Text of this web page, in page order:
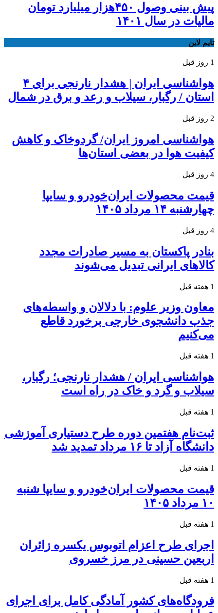
پیش بینی وصول ۴۵۰هزار میلیارد تومان
مالیات در سال ۱۴۰۱
تایم لاین
1 روز قبل
هواشناسی ایران | هشدار نارنجی برای ۴
استان / رگبار، سیلاب و رعد و برق در شمال
2 روز قبل
هواشناسی امروز ایران/ گردوخاک و کاهش
کیفیت هوا در بعضی استان‌ها
4 روز قبل
قیمت محصولات ایران‌خودرو و سایپا
چهارشنبه ۱۴ مرداد ۱۴۰۵
4 روز قبل
بنادر پاکستان به مسیر صادرات مجدد
کالاهای ایرانی تبدیل می‌شوند
1 هفته قبل
معاون وزیر علوم: با دلالان و واسطه‌های
جذب دانشجوی خارجی برخورد قاطع
می‌کنیم
1 هفته قبل
هواشناسی ایران / هشدار نارنجی؛ رگبار،
سیلاب و گرد و خاک در راه است
1 هفته قبل
ثبت‌نام هفتمین دوره طرح دستیاری آموزشی
دانشگاه آزاد تا ۱۶ مرداد تمدید شد
1 هفته قبل
قیمت محصولات ایران‌خودرو و سایپا شنبه
۱۰ مرداد ۱۴۰۵
1 هفته قبل
اجرای طرح اعزام اتوبوس یکسره زائران
اربعین حسینی در مرز خسروی
1 هفته قبل
فرودگاه‌های کشور آمادگی کامل برای اجرای